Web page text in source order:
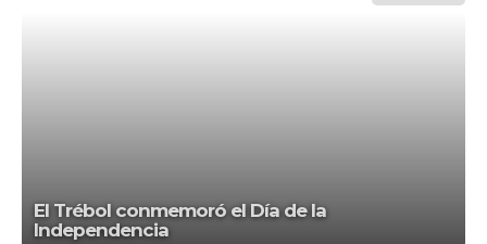
El Trébol conmemoró el Día de la
Independencia